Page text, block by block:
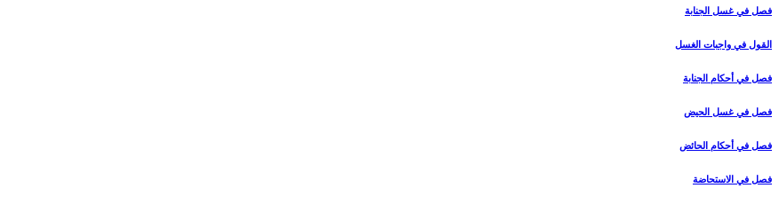
فصل في غسل الجنابة
القول في واجبات الغسل‏
فصل في أحكام الجنابة
فصل في غسل الحيض‏
فصل في أحكام الحائض‏
فصل في الاستحاضة